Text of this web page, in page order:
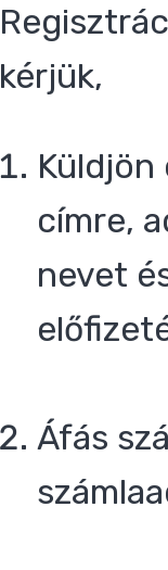
kérjük,
Küldjön
címre,
nevet
Áfás